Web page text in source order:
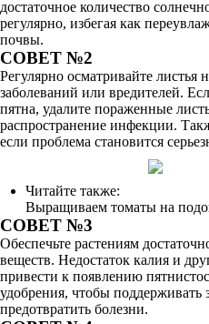
достаточное количество
регулярно, избегая как
почвы.
СОВЕТ №2
Регулярно осматривайте листья
заболеваний или вредителей.
пятна, удалите пораженные
распространение инфекции.
если проблема становится
Читайте также:
Выращиваем томаты на
СОВЕТ №3
Обеспечьте растениям
веществ. Недостаток калия и
привести к появлению
удобрения, чтобы
предотвратить болезни.